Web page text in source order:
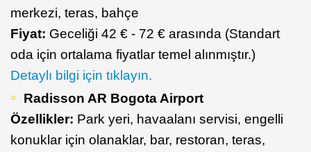
merkezi, teras, bahçe
Fiyat: Geceliği 42 € - 72 € arasında (Standart
oda için ortalama fiyatlar temel alınmıştır.)
Detaylı bilgi için tıklayın.
Radisson AR Bogota Airport
Özellikler: Park yeri, havaalanı servisi, engelli
konuklar için olanaklar, bar, restoran, teras,